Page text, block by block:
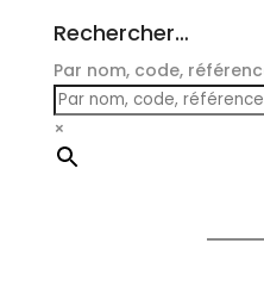
Rechercher…
Par nom, code,
×